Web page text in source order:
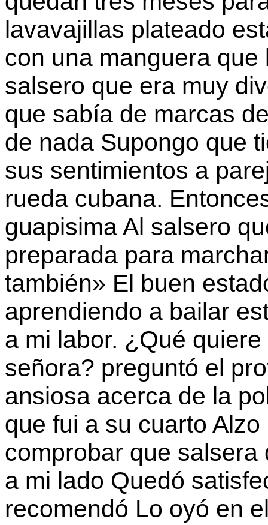
lavavajillas plateado
con una manguera
salsero que era muy
que sabía de marcas
de nada Supongo que
sus sentimientos a
rueda cubana.
guapisima Al salsero
preparada para
también» El buen
aprendiendo a bailar
a mi labor. ¿Qué
señora? preguntó el
ansiosa acerca de la
que fui a su cuarto
comprobar que
a mi lado Quedó
recomendó Lo oyó en